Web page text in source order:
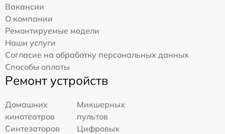
Вакансии
О компании
Ремонтируемые модели
Наши услуги
Согласие на обработку персональных данных
Способы оплаты
Ремонт устройств
Домашних
кинотеатров
Микшерных
пультов
Синтезаторов
Цифровых